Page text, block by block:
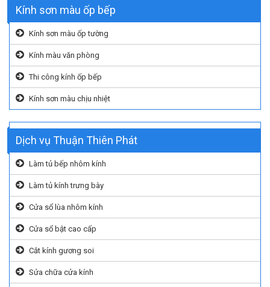
Kính sơn màu ốp bếp
Kính sơn màu ốp tường
Kính màu văn phòng
Thi công kính ốp bếp
Kính sơn màu chịu nhiệt
Dịch vụ Thuận Thiên Phát
Làm tủ bếp nhôm kính
Làm tủ kính trưng bày
Cửa sổ lùa nhôm kính
Cửa sổ bật cao cấp
Cắt kính gương soi
Sửa chữa cửa kính